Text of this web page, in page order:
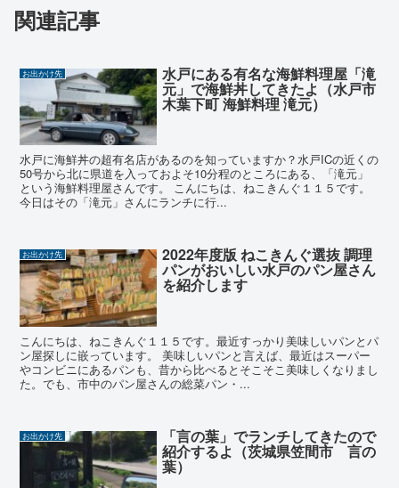
関連記事
お出かけ先 水戸にある有名な海鮮料理屋「滝
元」で海鮮丼してきたよ（水戸市
木葉下町 海鮮料理 滝元）
水戸に海鮮丼の超有名店があるのを知っていますか？水戸ICの近くの
50号から北に県道を入っておよそ10分程のところにある、「滝元」
という海鮮料理屋さんです。 こんにちは、ねこきんぐ１１５です。
今日はその「滝元」さんにランチに行...
お出かけ先 2022年度版 ねこきんぐ選抜 調理
パンがおいしい水戸のパン屋さん
を紹介します
こんにちは、ねこきんぐ１１５です。最近すっかり美味しいパンとパ
ン屋探しに嵌っています。 美味しいパンと言えば、最近はスーパー
やコンビニにあるパンも、昔から比べるとそこそこ美味しくなりまし
た。でも、市中のパン屋さんの総菜パン・...
お出かけ先 「言の葉」でランチしてきたので
紹介するよ（茨城県笠間市 言の
葉）